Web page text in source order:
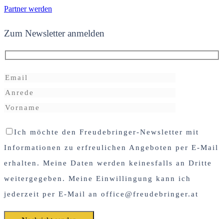
Partner werden
Zum Newsletter anmelden
Ich möchte den Freudebringer-Newsletter mit
Informationen zu erfreulichen Angeboten per E-Mail
erhalten. Meine Daten werden keinesfalls an Dritte
weitergegeben. Meine Einwillingung kann ich
jederzeit per E-Mail an office@freudebringer.at